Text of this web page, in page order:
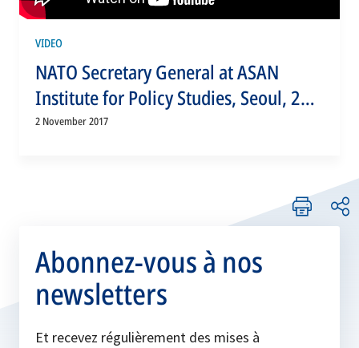
VIDEO
NATO Secretary General at ASAN
Institute for Policy Studies, Seoul, 2
NOV 2017, Part 2 of 2
2 November 2017
Abonnez-vous à nos
newsletters
Et recevez régulièrement des mises à